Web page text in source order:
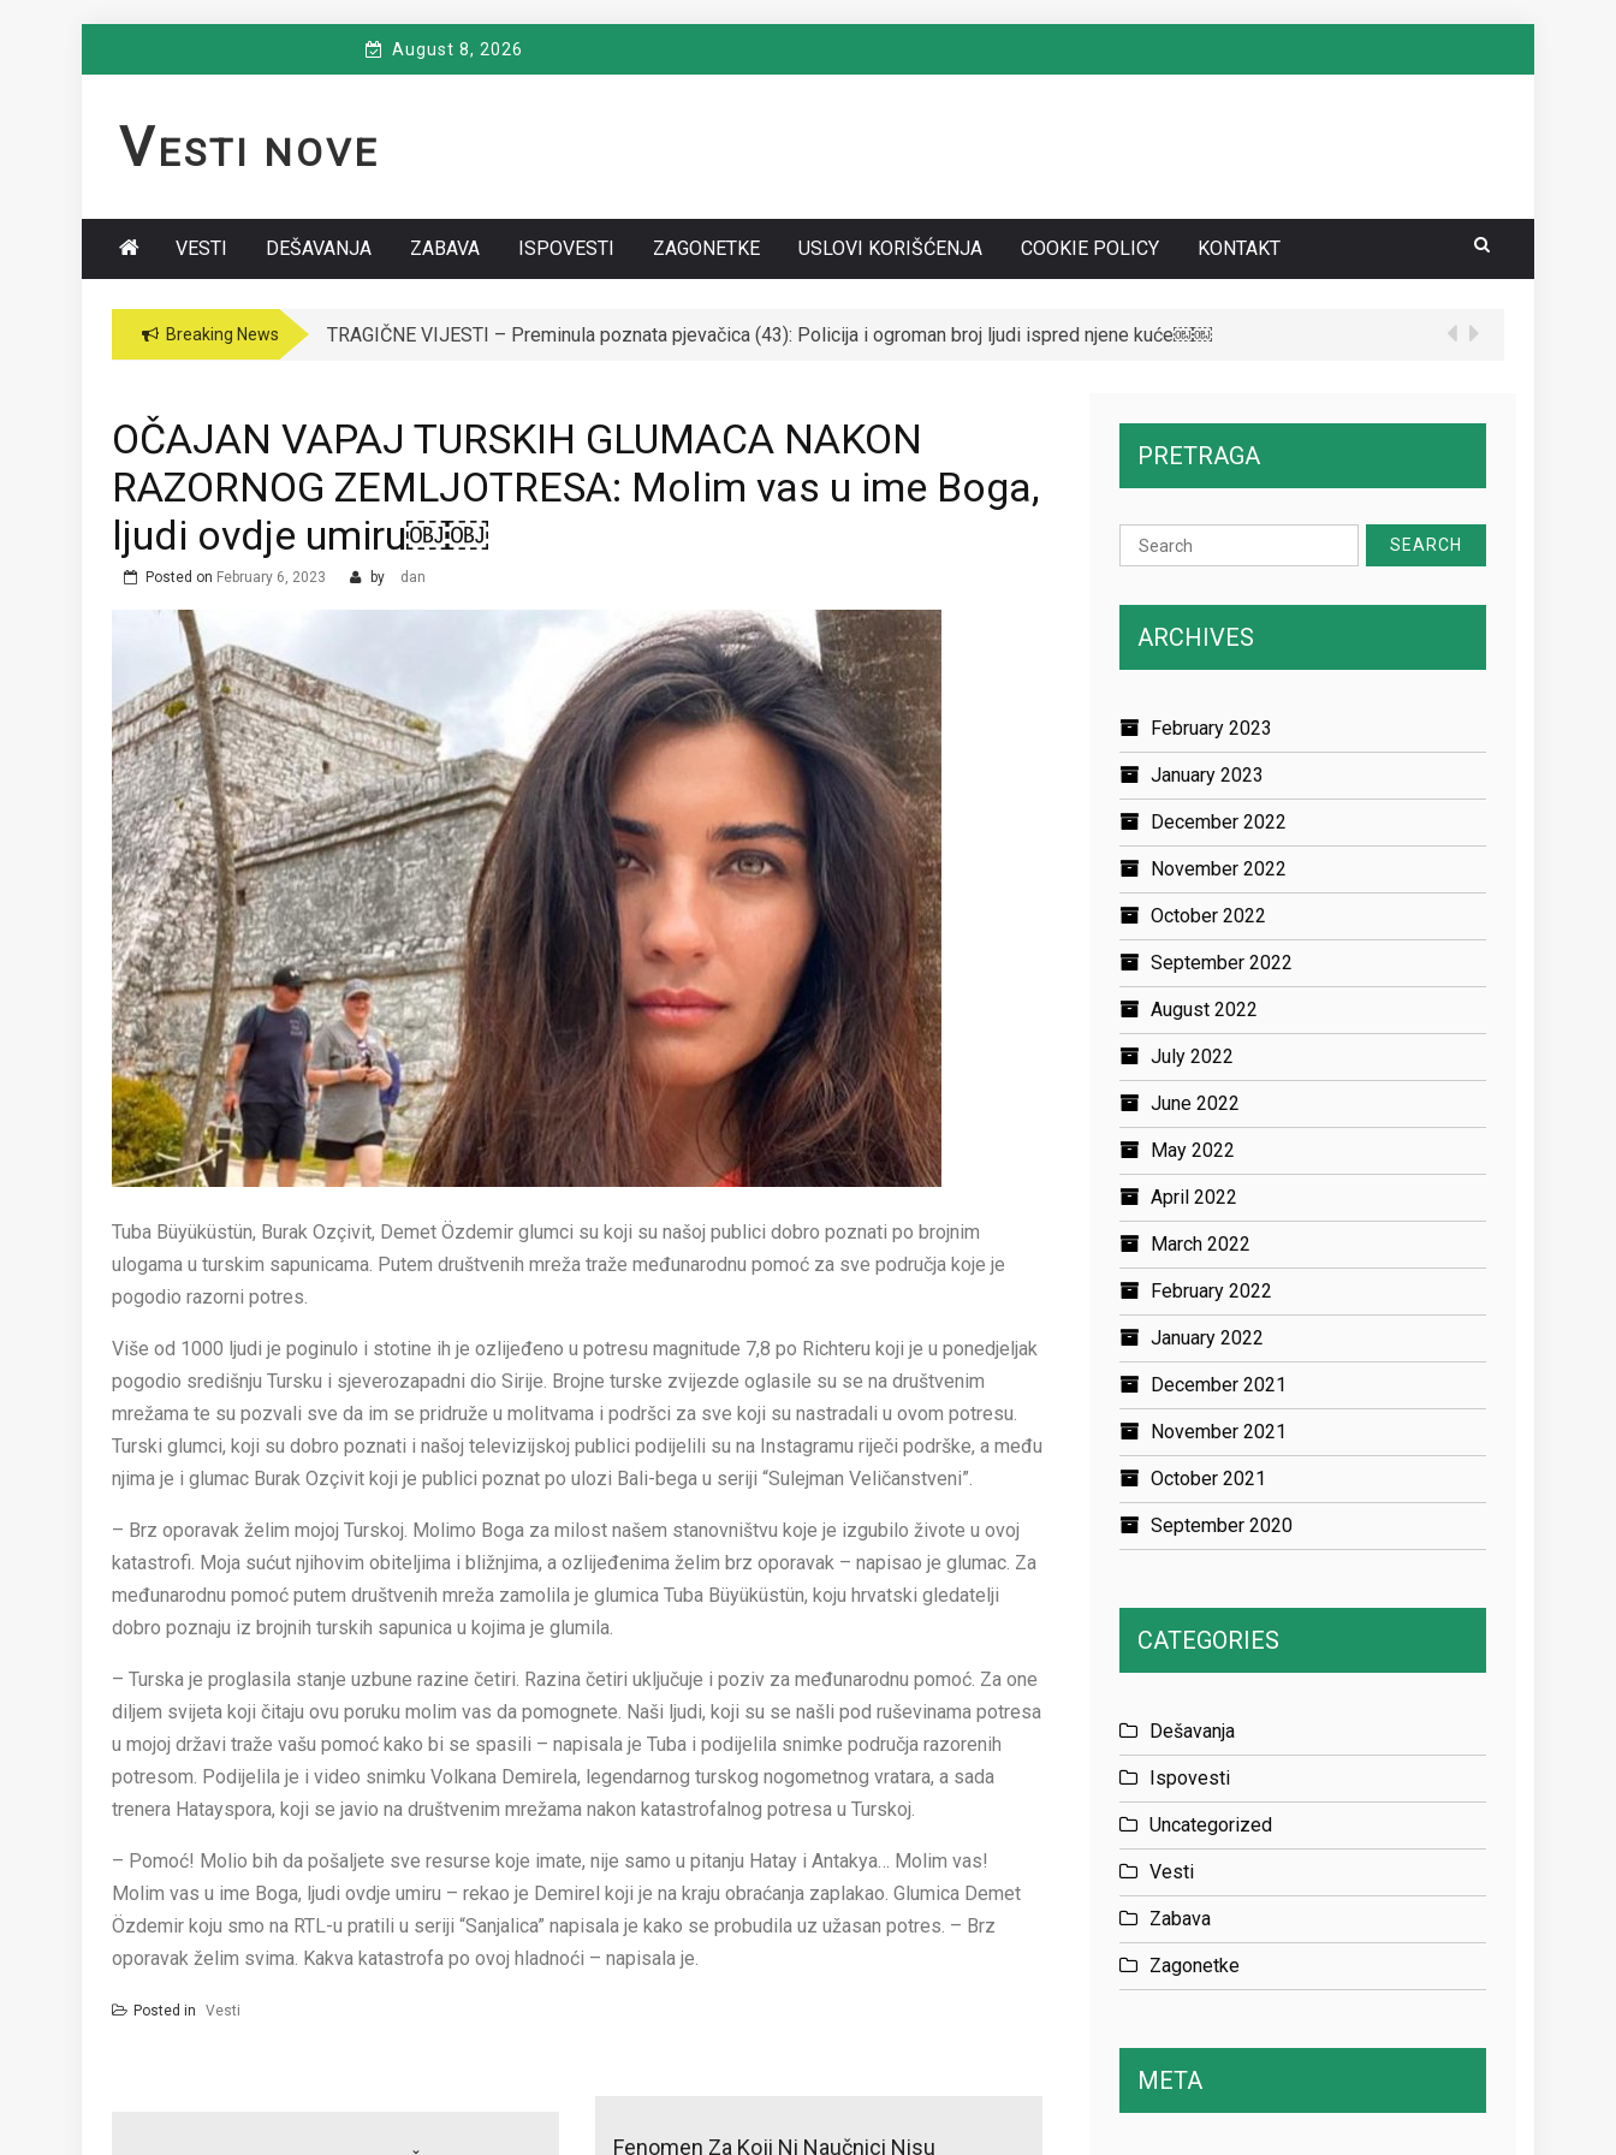
August 8, 2026
VESTI NOVE
VESTI DEŠAVANJA ZABAVA ISPOVESTI ZAGONETKE USLOVI KORIŠĆENJA COOKIE POLICY KONTAKT
Breaking News TRAGIČNE VIJESTI – Preminula poznata pjevačica (43): Policija i ogroman broj ljudi ispred njene kuće￼￼
VODITELJICA “GRANDA” SE UDALA ZA ITALIJANSKOG GROFA I NAPUSTILA SRBIJU: Čekajte da vidite kako danas izgleda￼
OČAJAN VAPAJ TURSKIH GLUMACA NAKON
RAZORNOG ZEMLJOTRESA: Molim vas u ime Boga,
ljudi ovdje umiru￼￼
Posted on February 6, 2023 by dan
Tuba Büyüküstün, Burak Ozçivit, Demet Özdemir glumci su koji su našoj publici dobro poznati po brojnim
ulogama u turskim sapunicama. Putem društvenih mreža traže međunarodnu pomoć za sve područja koje je
pogodio razorni potres.
Više od 1000 ljudi je poginulo i stotine ih je ozlijeđeno u potresu magnitude 7,8 po Richteru koji je u ponedjeljak
pogodio središnju Tursku i sjeverozapadni dio Sirije. Brojne turske zvijezde oglasile su se na društvenim
mrežama te su pozvali sve da im se pridruže u molitvama i podršci za sve koji su nastradali u ovom potresu.
Turski glumci, koji su dobro poznati i našoj televizijskoj publici podijelili su na Instagramu riječi podrške, a među
njima je i glumac Burak Ozçivit koji je publici poznat po ulozi Bali-bega u seriji “Sulejman Veličanstveni”.
– Brz oporavak želim mojoj Turskoj. Molimo Boga za milost našem stanovništvu koje je izgubilo živote u ovoj
katastrofi. Moja sućut njihovim obiteljima i bližnjima, a ozlijeđenima želim brz oporavak – napisao je glumac. Za
međunarodnu pomoć putem društvenih mreža zamolila je glumica Tuba Büyüküstün, koju hrvatski gledatelji
dobro poznaju iz brojnih turskih sapunica u kojima je glumila.
– Turska je proglasila stanje uzbune razine četiri. Razina četiri uključuje i poziv za međunarodnu pomoć. Za one
diljem svijeta koji čitaju ovu poruku molim vas da pomognete. Naši ljudi, koji su se našli pod ruševinama potresa
u mojoj državi traže vašu pomoć kako bi se spasili – napisala je Tuba i podijelila snimke područja razorenih
potresom. Podijelila je i video snimku Volkana Demirela, legendarnog turskog nogometnog vratara, a sada
trenera Hatayspora, koji se javio na društvenim mrežama nakon katastrofalnog potresa u Turskoj.
– Pomoć! Molio bih da pošaljete sve resurse koje imate, nije samo u pitanju Hatay i Antakya… Molim vas!
Molim vas u ime Boga, ljudi ovdje umiru – rekao je Demirel koji je na kraju obraćanja zaplakao. Glumica Demet
Özdemir koju smo na RTL-u pratili u seriji “Sanjalica” napisala je kako se probudila uz užasan potres. – Brz
oporavak želim svima. Kakva katastrofa po ovoj hladnoći – napisala je.
Posted in Vesti
Fenomen Za Koji Ni Naučnici Nisu
PRETRAGA
Search
for:
ARCHIVES
February 2023
January 2023
December 2022
November 2022
October 2022
September 2022
August 2022
July 2022
June 2022
May 2022
April 2022
March 2022
February 2022
January 2022
December 2021
November 2021
October 2021
September 2020
CATEGORIES
Dešavanja
Ispovesti
Uncategorized
Vesti
Zabava
Zagonetke
META